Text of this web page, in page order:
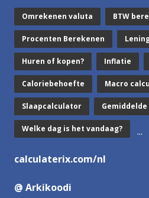
Omrekenen valuta BTW
Procenten Berekenen
Huren of kopen? Inflatie
Caloriebehoefte Macro
Slaapcalculator
Welke dag is het vandaag? ...
calculaterix.com/nl
@ Arkikoodi